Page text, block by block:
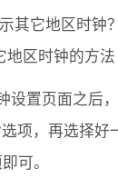
置页面之后，
项，再选择好
可。